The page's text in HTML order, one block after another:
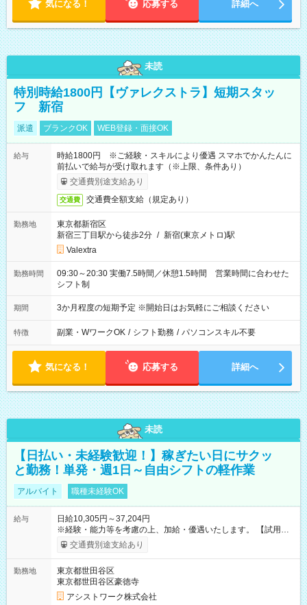
気になる！ 応募する 詳細へ
未読
特別時給1800円【ヴァレクストラ】短期スタッ
フ 新宿
派遣 ブランクOK WEB登録・面接OK
給与
時給1800円 ※ご経験・スキルにより優遇 スマホでかんたんに
前払いで給与が受け取れます（※上限、条件あり）
交通費別途支給あり
交通費 交通費全額支給（規定あり）
勤務地
東京都新宿区
新宿三丁目駅から徒歩2分 / 新宿(東京メトロ)駅
Valextra
勤務時間
09:30～20:30 実働7.5時間／休憩1.5時間 営業時間に合わせた
シフト制
期間 3か月程度の短期予定 ※開始日はお気軽にご相談ください
特徴 副業・WワークOK / シフト勤務 / パソコンスキル不要
気になる！ 応募する 詳細へ
未読
【日払い・未経験歓迎！】稼ぎたい日にサクッ
と勤務！単発・週1日～自由シフトの軽作業
アルバイト 職種未経験OK
給与
日給10,305円～37,204円
※経験・能力等を考慮の上、加給・優遇いたします。 【試用期
間】試用期間なし
交通費別途支給あり
勤務地
東京都世田谷区
東京都世田谷区豪徳寺
アシストワーク株式会社